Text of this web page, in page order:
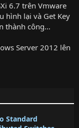
6.7 trên Vmware
hình lại và Get Key
thành công…
Server 2012 lên
Standard